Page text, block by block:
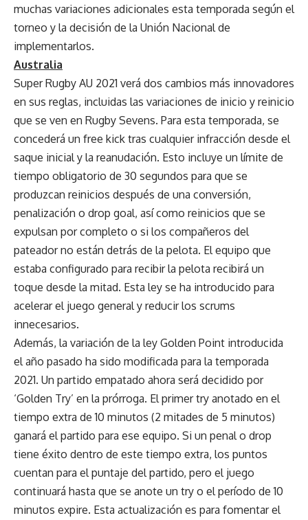
muchas variaciones adicionales esta temporada según el
torneo y la decisión de la Unión Nacional de
implementarlos.
Australia
Super Rugby AU 2021 verá dos cambios más innovadores
en sus reglas, incluidas las variaciones de inicio y reinicio
que se ven en Rugby Sevens. Para esta temporada, se
concederá un free kick tras cualquier infracción desde el
saque inicial y la reanudación. Esto incluye un límite de
tiempo obligatorio de 30 segundos para que se
produzcan reinicios después de una conversión,
penalización o drop goal, así como reinicios que se
expulsan por completo o si los compañeros del
pateador no están detrás de la pelota. El equipo que
estaba configurado para recibir la pelota recibirá un
toque desde la mitad. Esta ley se ha introducido para
acelerar el juego general y reducir los scrums
innecesarios.
Además, la variación de la ley Golden Point introducida
el año pasado ha sido modificada para la temporada
2021. Un partido empatado ahora será decidido por
‘Golden Try’ en la prórroga. El primer try anotado en el
tiempo extra de 10 minutos (2 mitades de 5 minutos)
ganará el partido para ese equipo. Si un penal o drop
tiene éxito dentro de este tiempo extra, los puntos
cuentan para el puntaje del partido, pero el juego
continuará hasta que se anote un try o el período de 10
minutos expire. Esta actualización es para fomentar el